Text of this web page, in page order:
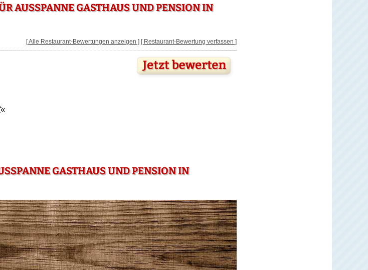
AUSSPANNE GASTHAUS UND PENSION IN
[ Alle Restaurant-Bewertungen anzeigen ] [ Restaurant-Bewertung verfassen ]
«
GASTHAUS UND PENSION IN